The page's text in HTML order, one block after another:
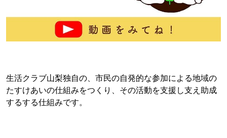
生活クラブ山梨独自の、市民の自発的な参加による地域の
たすけあいの仕組みをつくり、その活動を支援し支え助成
するする仕組みです。